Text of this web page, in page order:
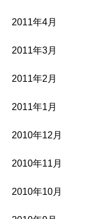
2011年4月
2011年3月
2011年2月
2011年1月
2010年12月
2010年11月
2010年10月